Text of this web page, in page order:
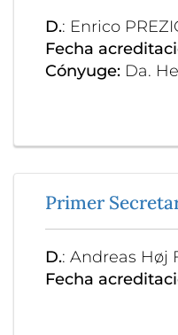
D.: Enrico
Fecha
Cónyuge: Da.
Primer
D.: Andreas Høj
Fecha